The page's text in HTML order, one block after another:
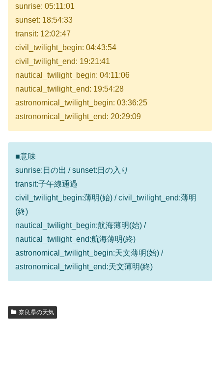
sunrise: 05:11:01
sunset: 18:54:33
transit: 12:02:47
civil_twilight_begin: 04:43:54
civil_twilight_end: 19:21:41
nautical_twilight_begin: 04:11:06
nautical_twilight_end: 19:54:28
astronomical_twilight_begin: 03:36:25
astronomical_twilight_end: 20:29:09
■意味
sunrise:日の出 / sunset:日の入り
transit:子午線通過
civil_twilight_begin:薄明(始) / civil_twilight_end:薄明
(終)
nautical_twilight_begin:航海薄明(始) /
nautical_twilight_end:航海薄明(終)
astronomical_twilight_begin:天文薄明(始) /
astronomical_twilight_end:天文薄明(終)
奈良県の天気